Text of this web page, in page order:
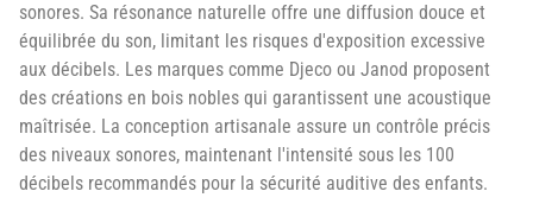
sonores. Sa résonance naturelle offre une diffusion douce et
équilibrée du son, limitant les risques d'exposition excessive
aux décibels. Les marques comme Djeco ou Janod proposent
des créations en bois nobles qui garantissent une acoustique
maîtrisée. La conception artisanale assure un contrôle précis
des niveaux sonores, maintenant l'intensité sous les 100
décibels recommandés pour la sécurité auditive des enfants.